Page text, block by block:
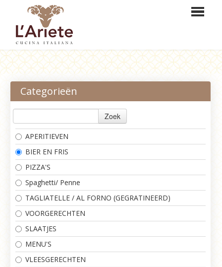
HOME
BESTELLEN
MENU
RESERVEREN
LOGIN
CONTACT
Categorieën
Zoek
APERITIEVEN
BIER EN FRIS
PIZZA'S
Spaghetti/ Penne
TAGLIATELLE / AL FORNO (GEGRATINEERD)
VOORGERECHTEN
SLAATJES
MENU'S
VLEESGERECHTEN